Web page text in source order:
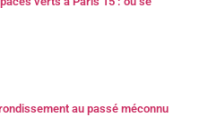
au passé méconnu